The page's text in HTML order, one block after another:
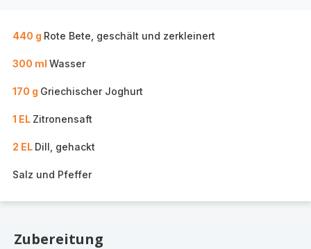
440 g Rote Bete, geschält und zerkleinert
300 ml Wasser
170 g Griechischer Joghurt
1 EL Zitronensaft
2 EL Dill, gehackt
Salz und Pfeffer
Zubereitung